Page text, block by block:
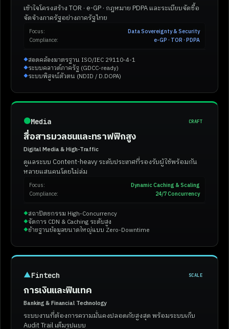
เข้าใจโครงสร้าง TOR · e-GP · กฎหมาย PDPA และระเบียบจัดซื้อ
จัดจ้างภาครัฐอย่างภาครัฐไทย
Focus:
Data Sovereignty & Security
Compliance:
e-GP · TOR · PDPA
◆สอดคล้องมาตรฐาน ISO/IEC 29110-4-1
◆ระบบคลาวด์ภาครัฐ (GDCC-ready)
◆ระบบพิสูจน์ตัวตน (NDID / D.DOPA)
●Media CRAFT
สื่อสารมวลชนและทราฟฟิกสูง
Digital Media & High-Traffic
ดูแลระบบ Content-heavy ระดับประเทศที่รองรับผู้ใช้พร้อมกัน
หลายแสนคนโดยไม่ล่ม
Focus:
Dynamic Caching & Scaling
Compliance:
24/7 Concurrency
◆สถาปัตยกรรม High-Concurrency
◆จัดการ CDN & Caching ระดับสูง
◆ย้ายฐานข้อมูลขนาดใหญ่แบบ Zero-Downtime
▲Fintech SCALE
การเงินและฟินเทค
Banking & Financial Technology
ระบบงานที่ต้องการความมั่นคงปลอดภัยสูงสุด พร้อมระบบเก็บ
Audit Trail เต็มรูปแบบ